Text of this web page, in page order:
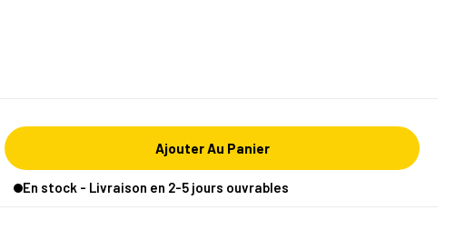
Ajouter Au Panier
En stock - Livraison en 2-5 jours ouvrables